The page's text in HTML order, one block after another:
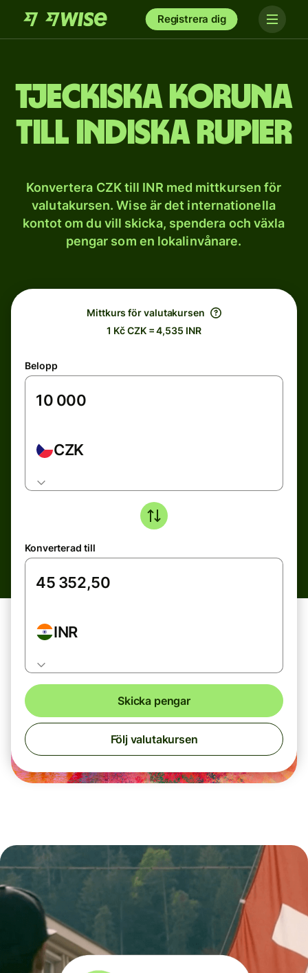
Registrera dig
Tjeckiska koruna
till indiska rupier
Konvertera CZK till INR med mittkursen för
valutakursen. Wise är det internationella
kontot om du vill skicka, spendera och växla
pengar som en lokalinvånare.
Mittkurs för valutakursen
1 Kč CZK = 4,535 INR
Belopp
CZK
Konverterad till
INR
Skicka pengar
Följ valutakursen